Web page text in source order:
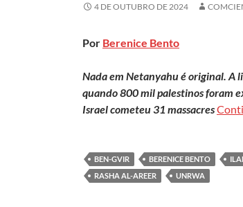
4 DE OUTUBRO DE 2024
Por Berenice Bento
Nada em Netanyahu é original. A
quando 800 mil palestinos foram
Israel cometeu 31 massacres
BEN-GVIR BERENICE BENTO
RASHA AL-AREER
UNRWA